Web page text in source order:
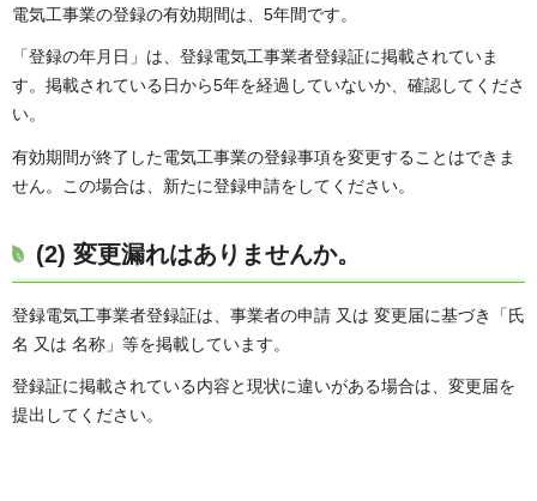
電気工事業の登録の有効期間は、5年間です。
「登録の年月日」は、登録電気工事業者登録証に掲載されていま
す。掲載されている日から5年を経過していないか、確認してくださ
い。
有効期間が終了した電気工事業の登録事項を変更することはできま
せん。この場合は、新たに登録申請をしてください。
(2) 変更漏れはありませんか。
登録電気工事業者登録証は、事業者の申請 又は 変更届に基づき「氏
名 又は 名称」等を掲載しています。
登録証に掲載されている内容と現状に違いがある場合は、変更届を
提出してください。